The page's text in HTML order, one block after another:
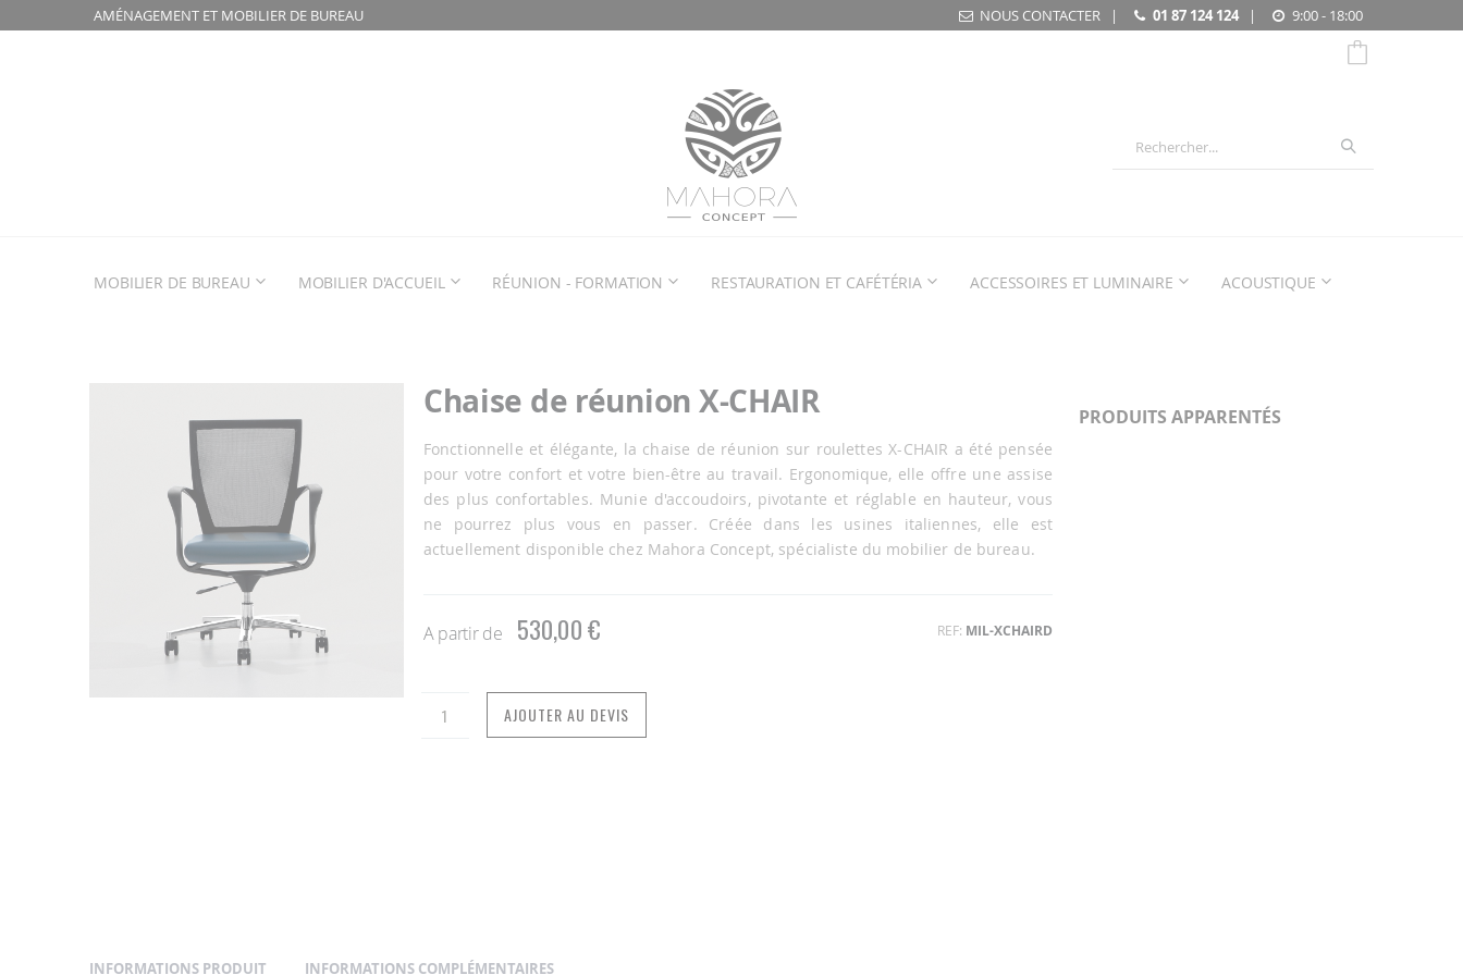
AMÉNAGEMENT ET MOBILIER DE BUREAU NOUS CONTACTER | 01 87 124 124 | 9:00 - 18:00
MOBILIER DE BUREAU MOBILIER D'ACCUEIL RÉUNION - FORMATION RESTAURATION ET CAFÉTÉRIA ACCESSOIRES ET LUMINAIRE ACOUSTIQUE
Chaise de réunion X-CHAIR
Fonctionnelle et élégante, la chaise de réunion sur roulettes X-CHAIR a été pensée
pour votre confort et votre bien-être au travail. Ergonomique, elle offre une assise
des plus confortables. Munie d'accoudoirs, pivotante et réglable en hauteur, vous
ne pourrez plus vous en passer. Créée dans les usines italiennes, elle est
actuellement disponible chez Mahora Concept, spécialiste du mobilier de bureau.
A partir de 530,00 € REF MIL-XCHAIRD
AJOUTER AU DEVIS
INFORMATIONS PRODUIT INFORMATIONS COMPLÉMENTAIRES
PRODUITS APPARENTÉS